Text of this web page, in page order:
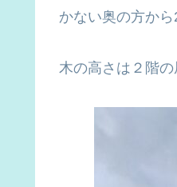
かない奥の方か
木の高さは２階